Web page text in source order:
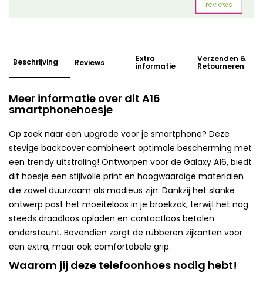
Beschrijving Reviews Extra
informatie
Verzenden &
Retourneren
Meer informatie over dit A16
smartphonehoesje
Op zoek naar een upgrade voor je smartphone? Deze
stevige backcover combineert optimale bescherming met
een trendy uitstraling! Ontworpen voor de Galaxy A16, biedt
dit hoesje een stijlvolle print en hoogwaardige materialen
die zowel duurzaam als modieus zijn. Dankzij het slanke
ontwerp past het moeiteloos in je broekzak, terwijl het nog
steeds draadloos opladen en contactloos betalen
ondersteunt. Bovendien zorgt de rubberen zijkanten voor
een extra, maar ook comfortabele grip.
Waarom jij deze telefoonhoes nodig hebt!